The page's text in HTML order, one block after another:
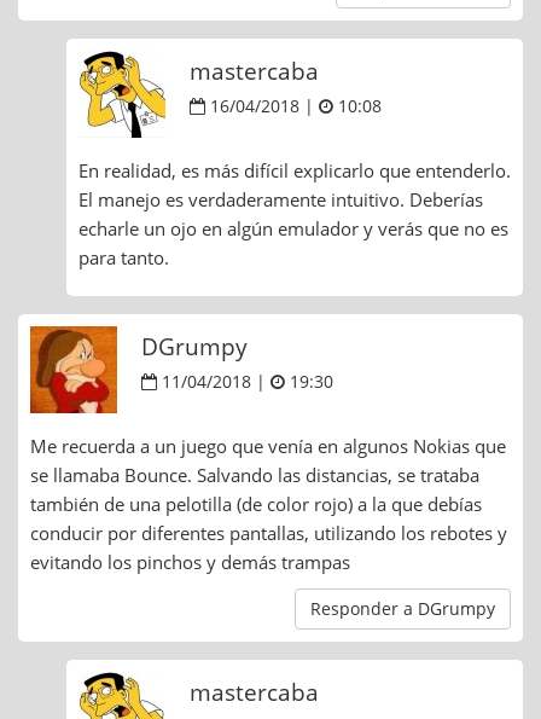
mastercaba
16/04/2018 | 10:08
En realidad, es más difícil explicarlo que entenderlo.
El manejo es verdaderamente intuitivo. Deberías
echarle un ojo en algún emulador y verás que no es
para tanto.
DGrumpy
11/04/2018 | 19:30
Me recuerda a un juego que venía en algunos Nokias que
se llamaba Bounce. Salvando las distancias, se trataba
también de una pelotilla (de color rojo) a la que debías
conducir por diferentes pantallas, utilizando los rebotes y
evitando los pinchos y demás trampas
Responder a DGrumpy
mastercaba